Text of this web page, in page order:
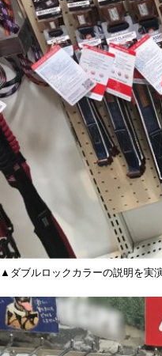
▲ダブルロックカラーの説明を実